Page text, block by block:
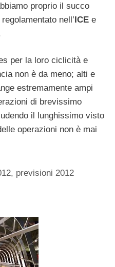
proprio il succo
nell’ICE e
per la loro ciclicità e
non è da meno; alti e
estremamente ampi
di brevissimo
il lunghissimo visto
operazioni non è mai
, previsioni 2012